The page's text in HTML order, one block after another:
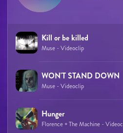
Kill or be killed
Muse - Videoclip
WON'T STAND DOWN
Muse - Videoclip
Hunger
Florence + The Machine -